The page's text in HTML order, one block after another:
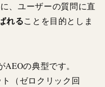
、ユーザーの質問に直
れることを目的としま
の典型です。
（ゼロクリック回